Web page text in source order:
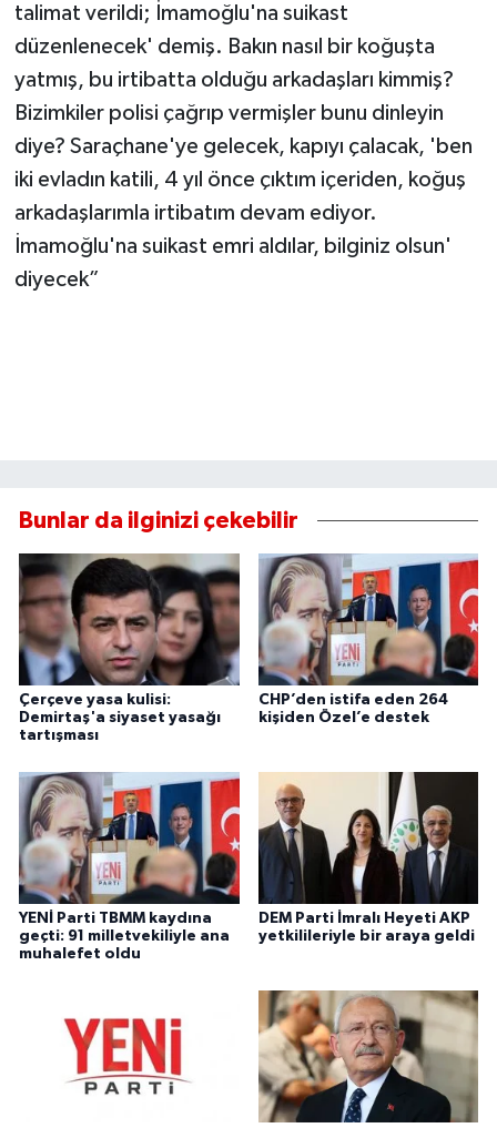
talimat verildi; İmamoğlu'na suikast
düzenlenecek' demiş. Bakın nasıl bir koğuşta
yatmış, bu irtibatta olduğu arkadaşları kimmiş?
Bizimkiler polisi çağrıp vermişler bunu dinleyin
diye? Saraçhane'ye gelecek, kapıyı çalacak, 'ben
iki evladın katili, 4 yıl önce çıktım içeriden, koğuş
arkadaşlarımla irtibatım devam ediyor.
İmamoğlu'na suikast emri aldılar, bilginiz olsun'
diyecek”
Bunlar da ilginizi çekebilir
Çerçeve yasa kulisi:
Demirtaş'a siyaset yasağı
tartışması
CHP’den istifa eden 264
kişiden Özel’e destek
YENİ Parti TBMM kaydına
geçti: 91 milletvekiliyle ana
muhalefet oldu
DEM Parti İmralı Heyeti AKP
yetkilileriyle bir araya geldi